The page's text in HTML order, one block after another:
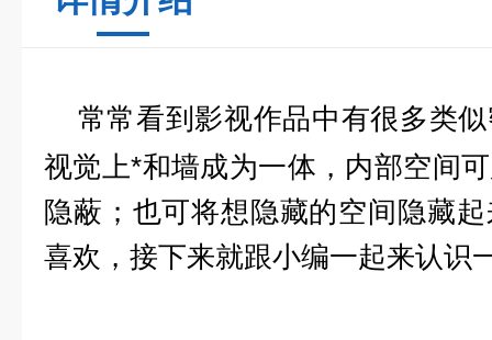
常常看到影视作品中有很多类
视觉上*和墙成为一体，内部空间
隐蔽；也可将想隐藏的空间隐藏
喜欢，接下来就跟小编一起来认识